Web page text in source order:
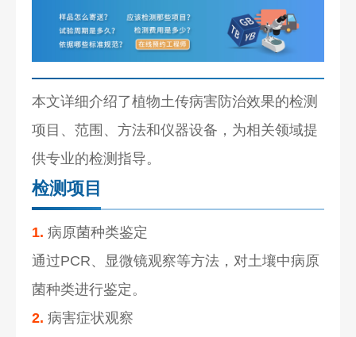
本文详细介绍了植物土传病害防治效果的检测
项目、范围、方法和仪器设备，为相关领域提
供专业的检测指导。
检测项目
1. 病原菌种类鉴定
通过PCR、显微镜观察等方法，对土壤中病原
菌种类进行鉴定。
2. 病害症状观察